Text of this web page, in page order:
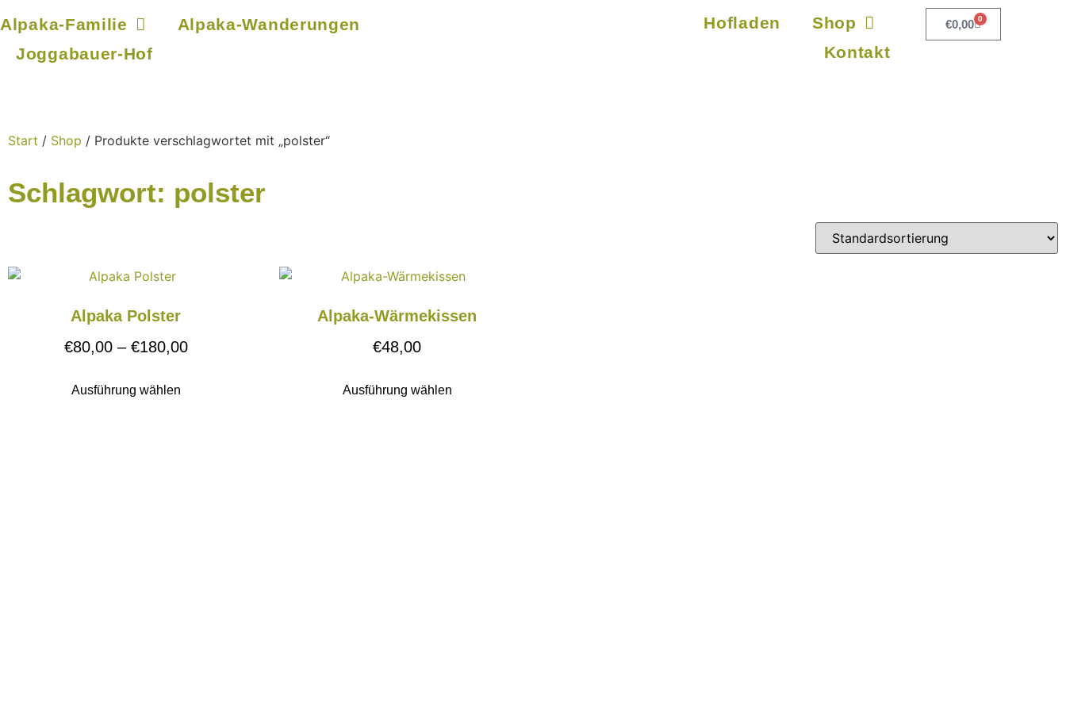
Alpaka-Familie
Alpaka-Wanderungen
Joggabauer-Hof
Hofladen
Shop
Kontakt
€0,00 0
Start / Shop / Produkte verschlagwortet mit „polster“
Schlagwort: polster
Alpaka Polster
€80,00 – €180,00
Ausführung wählen
Alpaka-Wärmekissen
€48,00
Ausführung wählen